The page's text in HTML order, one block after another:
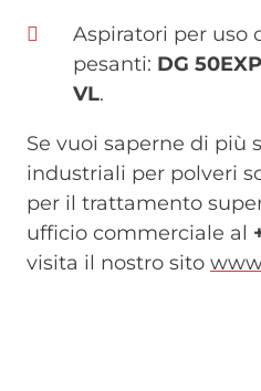
Aspiratori per uso
pesanti: DG 50EXP
VL.
Se vuoi saperne di più
industriali per polveri
per il trattamento
ufficio commerciale al
visita il nostro sito